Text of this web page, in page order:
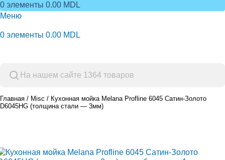
0 элементы 0.00 MDL
Меню
0 элементы 0.00 MDL
Главная Misc
Кухонная мойка Melana Profline 6045 Сатин-Золото
D6045HG (толщина стали — 3мм)